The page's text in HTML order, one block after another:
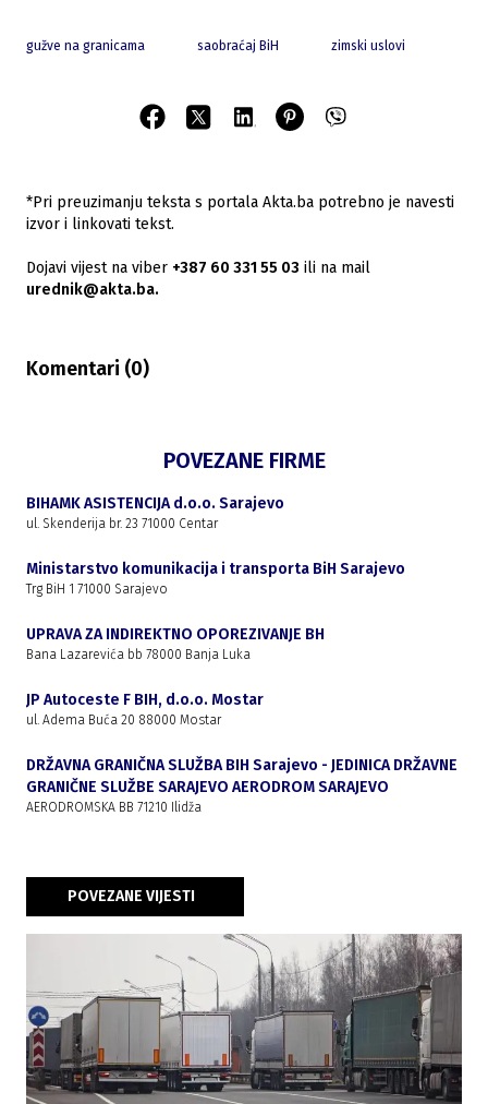
gužve na granicama saobraćaj BiH zimski uslovi
*Pri preuzimanju teksta s portala Akta.ba potrebno je navesti
izvor i linkovati tekst.
Dojavi vijest na viber +387 60 331 55 03 ili na mail
urednik@akta.ba.
Komentari (0)
POVEZANE FIRME
BIHAMK ASISTENCIJA d.o.o. Sarajevo
ul. Skenderija br. 23 71000 Centar
Ministarstvo komunikacija i transporta BiH Sarajevo
Trg BiH 1 71000 Sarajevo
UPRAVA ZA INDIREKTNO OPOREZIVANJE BH
Bana Lazarevića bb 78000 Banja Luka
JP Autoceste F BIH, d.o.o. Mostar
ul. Adema Buća 20 88000 Mostar
DRŽAVNA GRANIČNA SLUŽBA BIH Sarajevo - JEDINICA DRŽAVNE
GRANIČNE SLUŽBE SARAJEVO AERODROM SARAJEVO
AERODROMSKA BB 71210 Ilidža
POVEZANE VIJESTI